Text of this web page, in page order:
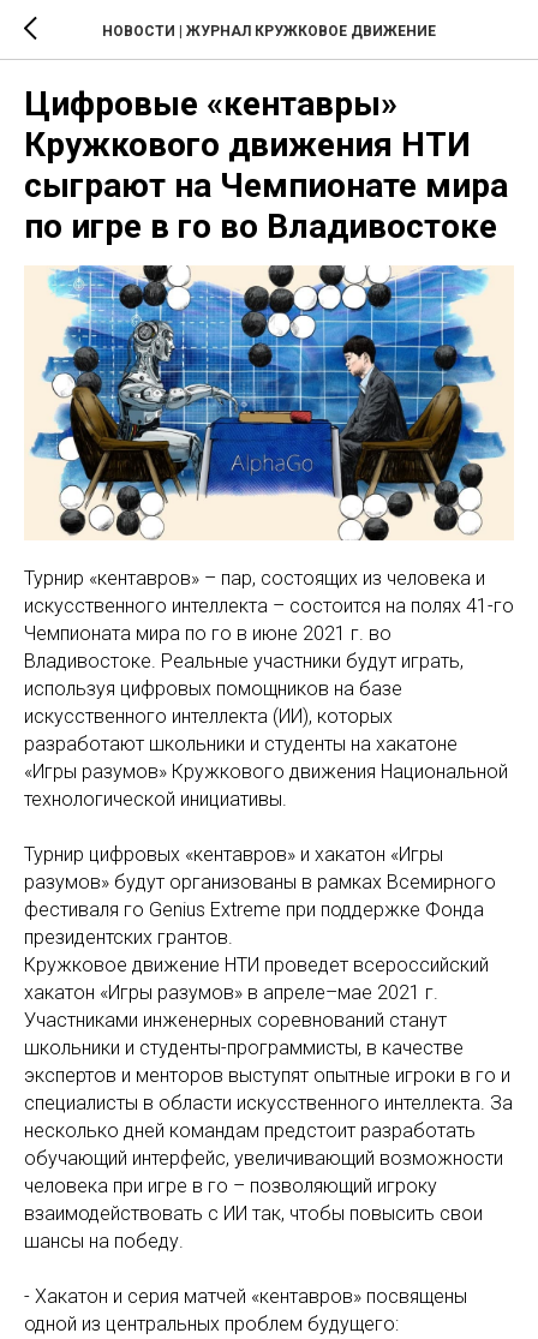
НОВОСТИ | ЖУРНАЛ КРУЖКОВОЕ ДВИЖЕНИЕ
Цифровые «кентавры»
Кружкового движения НТИ
сыграют на Чемпионате мира
по игре в го во Владивостоке
Турнир «кентавров» – пар, состоящих из человека и
искусственного интеллекта – состоится на полях 41-го
Чемпионата мира по го в июне 2021 г. во
Владивостоке. Реальные участники будут играть,
используя цифровых помощников на базе
искусственного интеллекта (ИИ), которых
разработают школьники и студенты на хакатоне
«Игры разумов» Кружкового движения Национальной
технологической инициативы.
Турнир цифровых «кентавров» и хакатон «Игры
разумов» будут организованы в рамках Всемирного
фестиваля го Genius Extreme при поддержке Фонда
президентских грантов.
Кружковое движение НТИ проведет всероссийский
хакатон «Игры разумов» в апреле–мае 2021 г.
Участниками инженерных соревнований станут
школьники и студенты-программисты, в качестве
экспертов и менторов выступят опытные игроки в го и
специалисты в области искусственного интеллекта. За
несколько дней командам предстоит разработать
обучающий интерфейс, увеличивающий возможности
человека при игре в го – позволяющий игроку
взаимодействовать с ИИ так, чтобы повысить свои
шансы на победу.
- Хакатон и серия матчей «кентавров» посвящены
одной из центральных проблем будущего: